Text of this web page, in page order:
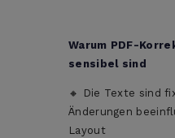
Warum PDF-
sensibel sind
🔸 Die Texte sind
Änderungen
Layout